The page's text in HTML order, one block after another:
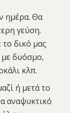
ημέρα. Θα
γεύση.
δικό μας
δυόσμο,
κλπ.
ή μετά το
αναψυκτικό